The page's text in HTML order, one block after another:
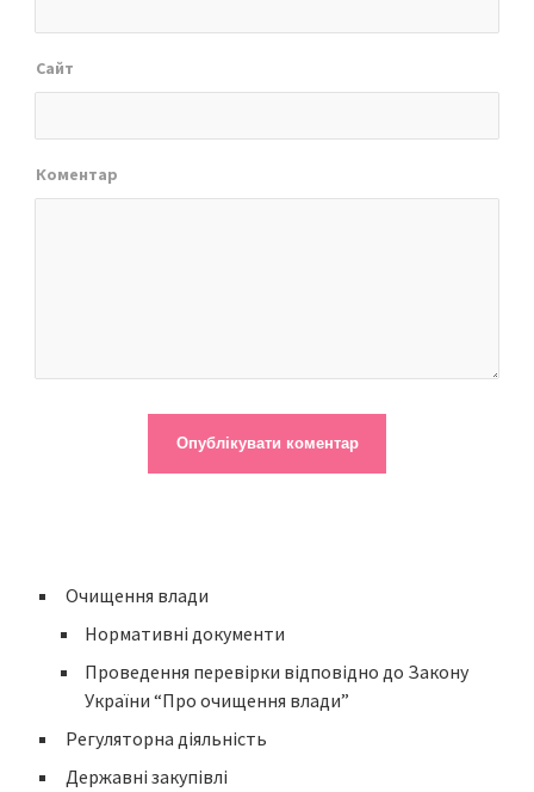
Сайт
Коментар
Очищення влади
Нормативні документи
Проведення перевірки відповідно до Закону
України “Про очищення влади”
Регуляторна діяльність
Державні закупівлі